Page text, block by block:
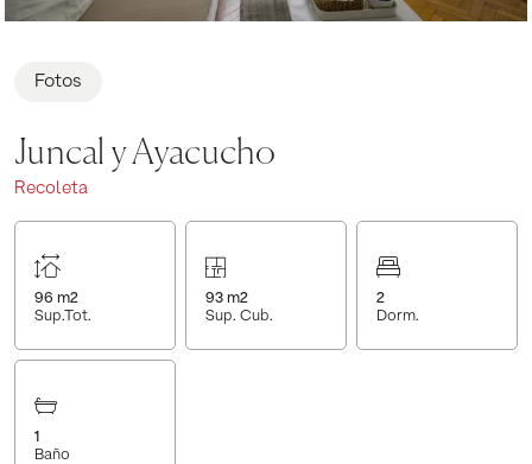
Fotos
Juncal y Ayacucho
Recoleta
96 m2
Sup.Tot.
93 m2
Sup. Cub.
2
Dorm.
1
Baño